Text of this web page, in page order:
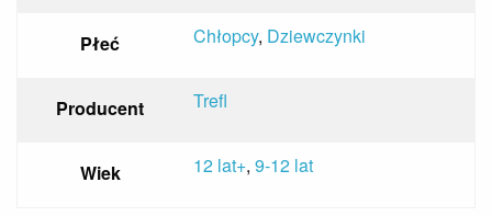
Płeć Chłopcy, Dziewczynki
Producent Trefl
Wiek 12 lat+, 9-12 lat